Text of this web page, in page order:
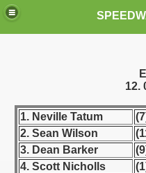
12.
1. Neville Tatum
2. Sean Wilson
3. Dean Barker
4. Scott Nicholls
these speedway